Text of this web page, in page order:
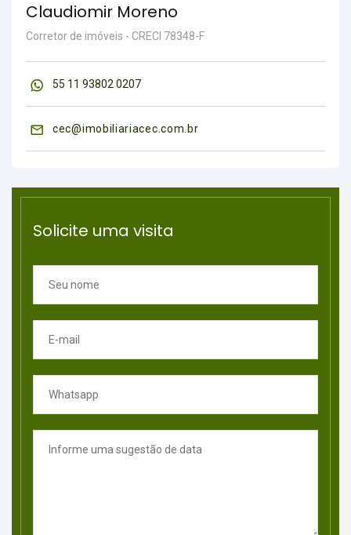
Claudiomir Moreno
Corretor de imóveis - CRECI 78348-F
55 11 93802 0207
cec@imobiliariacec.com.br
Solicite uma visita